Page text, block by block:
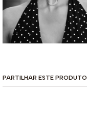
PARTILHAR ESTE PRODUTO